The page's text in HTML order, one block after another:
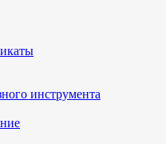
инструмента